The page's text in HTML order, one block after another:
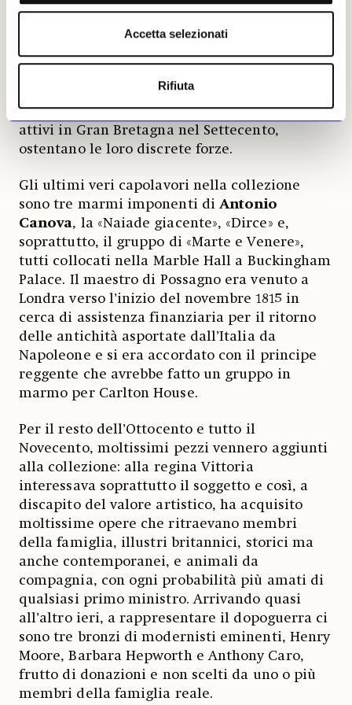
Accetta selezionati
Rifiuta
nel 1698. In compenso, da Oltremanica, ci sono
due maestosi busti in marmo di Antoine
Coysevox e un vigoroso bronzo di «Luigi XIV a
Per di più, John Michael Rysbrack e Louis-
François Roubiliac, i due grandi ritrattisti
attivi in Gran Bretagna nel Settecento,
ostentano le loro discrete forze.
Gli ultimi veri capolavori nella collezione
sono tre marmi imponenti di Antonio
Canova, la «Naiade giacente», «Dirce» e,
soprattutto, il gruppo di «Marte e Venere»,
tutti collocati nella Marble Hall a Buckingham
Palace. Il maestro di Possagno era venuto a
Londra verso l’inizio del novembre 1815 in
cerca di assistenza finanziaria per il ritorno
delle antichità asportate dall’Italia da
Napoleone e si era accordato con il principe
reggente che avrebbe fatto un gruppo in
marmo per Carlton House.
Per il resto dell’Ottocento e tutto il
Novecento, moltissimi pezzi vennero aggiunti
alla collezione: alla regina Vittoria
interessava soprattutto il soggetto e così, a
discapito del valore artistico, ha acquisito
moltissime opere che ritraevano membri
della famiglia, illustri britannici, storici ma
anche contemporanei, e animali da
compagnia, con ogni probabilità più amati di
qualsiasi primo ministro. Arrivando quasi
all’altro ieri, a rappresentare il dopoguerra ci
sono tre bronzi di modernisti eminenti, Henry
Moore, Barbara Hepworth e Anthony Caro,
frutto di donazioni e non scelti da uno o più
membri della famiglia reale.